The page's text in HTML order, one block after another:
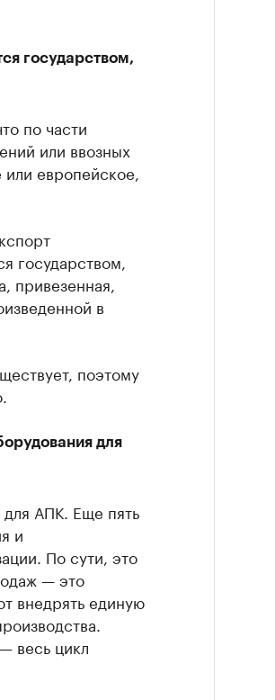
государством,
по части
или ввозных
европейское,
государством,
привезенная,
в
поэтому
для
для АПК. Еще пять
и
По сути, это
— это
внедрять единую
весь цикл